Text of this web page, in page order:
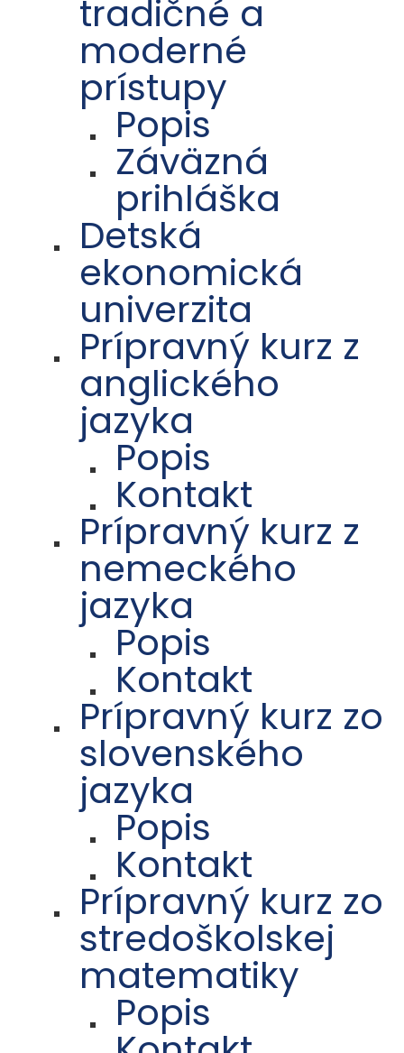
tradičné a
moderné
prístupy
Popis
Záväzná
prihláška
Detská
ekonomická
univerzita
Prípravný kurz z
anglického
jazyka
Popis
Kontakt
Prípravný kurz z
nemeckého
jazyka
Popis
Kontakt
Prípravný kurz zo
slovenského
jazyka
Popis
Kontakt
Prípravný kurz zo
stredoškolskej
matematiky
Popis